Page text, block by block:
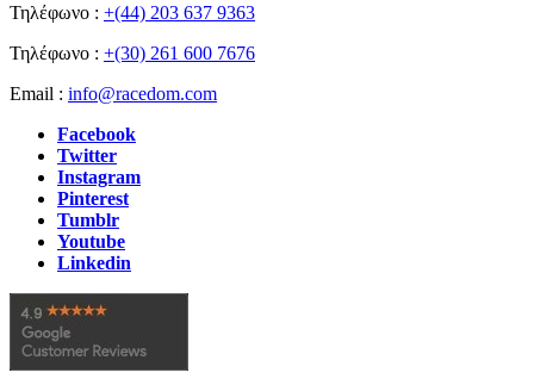
Τηλέφωνο : +(44) 203 637 9363
Τηλέφωνο : +(30) 261 600 7676
Email : info@racedom.com
Facebook
Twitter
Instagram
Pinterest
Tumblr
Youtube
Linkedin